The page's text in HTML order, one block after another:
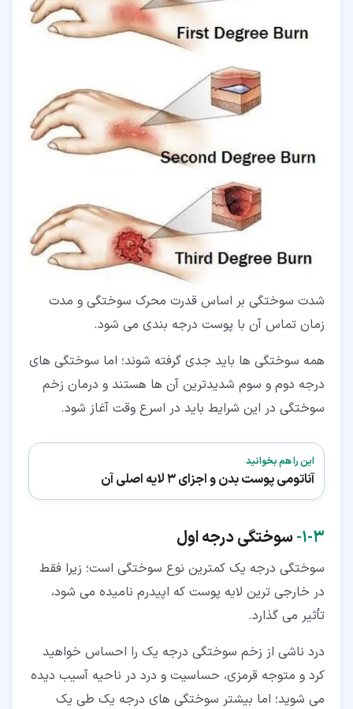
شدت سوختگی بر اساس قدرت محرک سوختگی و مدت
زمان تماس آن با پوست درجه بندی می شود.
همه سوختگی ها باید جدی گرفته شوند؛ اما سوختگی های
درجه دوم و سوم شدیدترین آن ها هستند و درمان زخم
سوختگی در این شرایط باید در اسرع وقت آغاز شود.
این را هم بخوانید
آناتومی پوست بدن و اجزای 3 لایه اصلی آن
۳‏-‏۱‏- سوختگی درجه اول
سوختگی درجه یک کمترین نوع سوختگی است؛ زیرا فقط
در خارجی ترین لایه پوست که اپیدرم نامیده می شود،
تأثیر می گذارد.
درد ناشی از زخم سوختگی درجه یک را احساس خواهید
کرد و متوجه قرمزی، حساسیت و درد در ناحیه آسیب دیده
می شوید؛ اما بیشتر سوختگی های درجه یک طی یک